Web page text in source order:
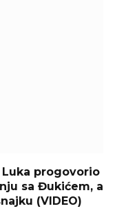
progovorio
sa Đukićem, a
(VIDEO)